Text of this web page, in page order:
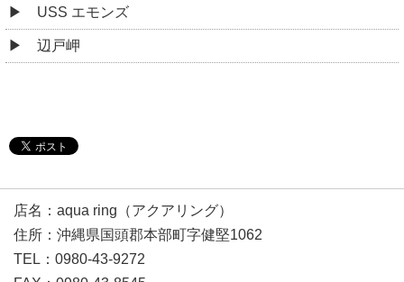
USS エモンズ
辺戸岬
店名：aqua ring（アクアリング）
住所：沖縄県国頭郡本部町字健堅1062
TEL：0980-43-9272